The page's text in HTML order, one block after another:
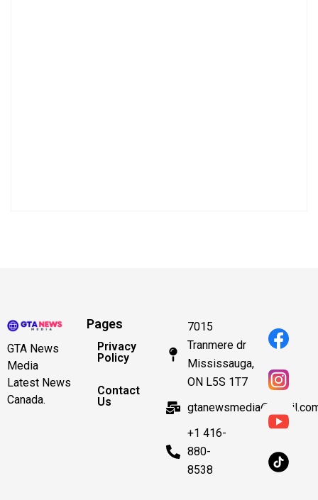
GTA News
Media
Latest News
Canada.
Pages
Privacy
Policy
Contact
Us
7015
Tranmere dr
Mississauga,
ON L5S 1T7
+1 416-
880-
8538